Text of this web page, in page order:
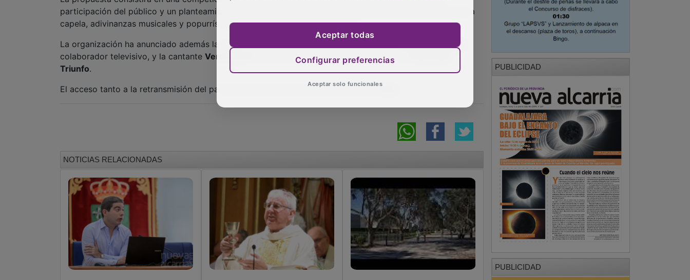
La organización ha anunciado además la presencia como padrinos de los equipos de
colaborador televisivo, y la cantanteVero Romero
Triunfo .
El acceso tanto a la retransmisión del partido como al espectáculo posterior serálibre.
VOX reclama que la Junta
devuelva a Cabanillas el
El Ayuntamiento participa
de la celebración del 50º
El Parque Buero Vallejo de
Cabanillas cerrará desde
PUBLICIDAD
PUBLICIDAD
Aceptar todas
Configurar preferencias
Aceptar solo funcionales